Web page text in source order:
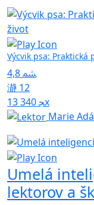
Výcvik psa:
4,8
12
13 340x
Marie
Umelá
lektorov a